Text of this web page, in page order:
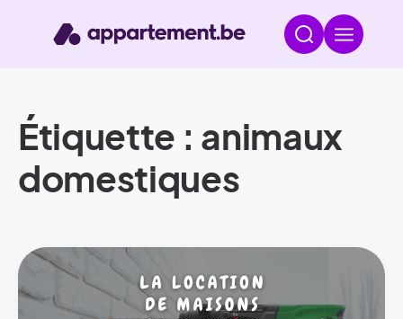
Étiquette : animaux
domestiques